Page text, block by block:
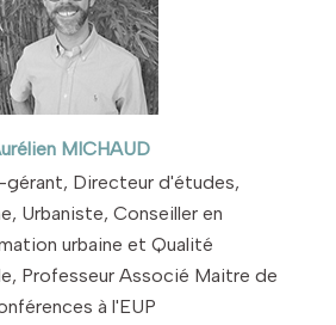
MICHAUD
Directeur d'études,
Urbaniste, Conseiller en
urbaine et Qualité
Professeur Associé Maitre de
à l'EUP